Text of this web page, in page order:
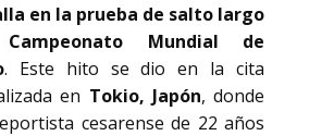
en la prueba de salto largo
Mundial de
. Este hito se dio en la cita
en Tokio, Japón, donde
cesarense de 22 años